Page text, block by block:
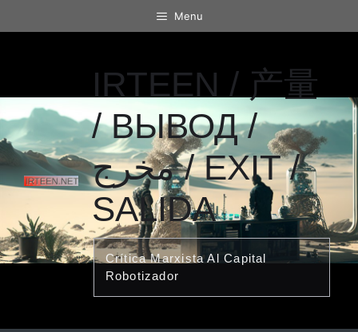
al
Menu
IRTEEN / 产量
/ ВЫВОД /
مخرج / EXIT /
SALIDA
Crítica Marxista Al Capital
Robotizador